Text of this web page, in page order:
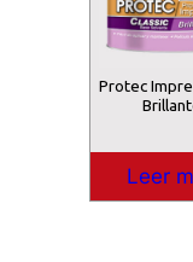
Protec
Leer